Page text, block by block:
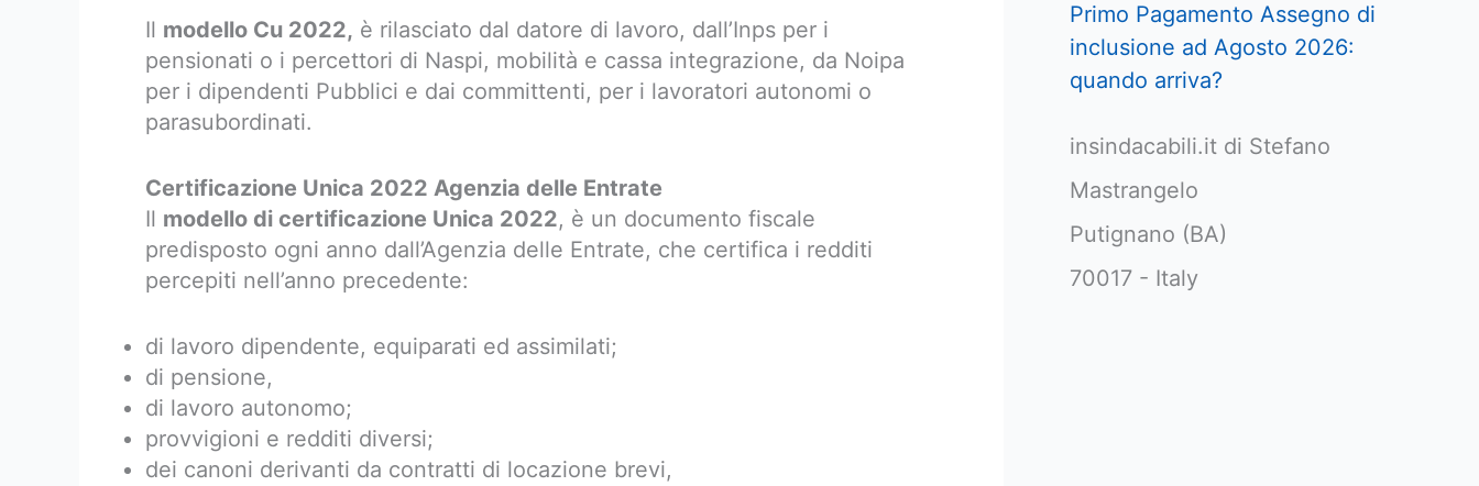
Il modello Cu 2022, è rilasciato dal datore di lavoro, dall’Inps per i
pensionati o i percettori di Naspi, mobilità e cassa integrazione, da Noipa
per i dipendenti Pubblici e dai committenti, per i lavoratori autonomi o
parasubordinati.
Certificazione Unica 2022 Agenzia delle Entrate
Il modello di certificazione Unica 2022, è un documento fiscale
predisposto ogni anno dall’Agenzia delle Entrate, che certifica i redditi
percepiti nell’anno precedente:
di lavoro dipendente, equiparati ed assimilati;
di pensione,
di lavoro autonomo;
provvigioni e redditi diversi;
dei canoni derivanti da contratti di locazione brevi,
Primo Pagamento Assegno di
inclusione ad Agosto 2026:
quando arriva?
insindacabili.it di Stefano
Mastrangelo
Putignano (BA)
70017 - Italy